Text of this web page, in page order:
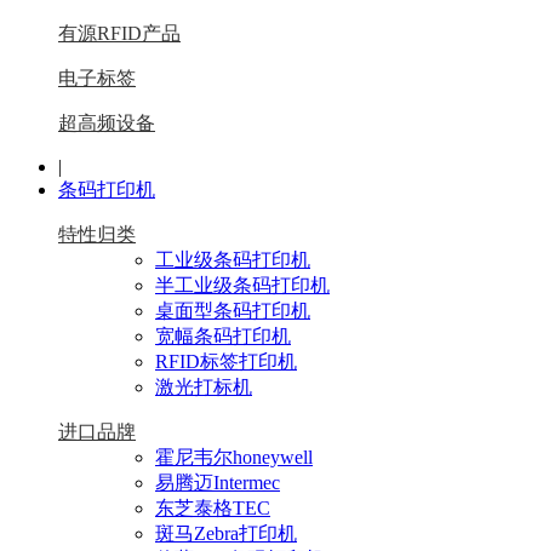
有源RFID产品
电子标签
超高频设备
|
条码打印机
特性归类
工业级条码打印机
半工业级条码打印机
桌面型条码打印机
宽幅条码打印机
RFID标签打印机
激光打标机
进口品牌
霍尼韦尔honeywell
易腾迈Intermec
东芝泰格TEC
斑马Zebra打印机